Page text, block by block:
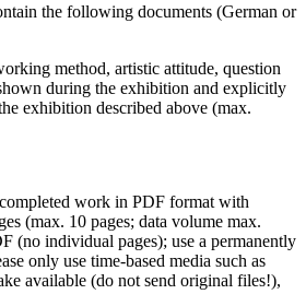
the fol­lo­wing docu­ments (German or
method, artis­tic atti­tu­de, ques­ti­on
during the exhi­bi­ti­on and expli­cit­ly
exhi­bi­ti­on descri­bed abo­ve (max.
work in PDF for­mat with
(max. 10 pages; data volu­me max.
(no indi­vi­du­al pages); use a per­ma­nent­ly
only use time-based media such as
available (do not send ori­gi­nal files!),